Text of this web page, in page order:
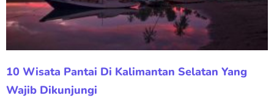
10 Wisata Pantai Di Kalimantan Selatan Yang
Wajib Dikunjungi